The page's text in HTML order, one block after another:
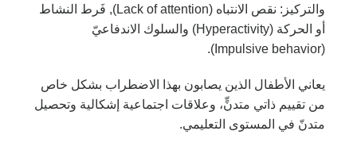
والتركيز: نقص الانتباه (Lack of attention), فَرط النشاط
أو الحركة (Hyperactivity) والسلوك الاندفاعيّ
(Impulsive behavior).
يعاني الأطفال الذين يصابون بهذا الاضطراب بشكل خاص
من تقييم ذاتي متدنٍّ، وعلاقات اجتماعية إشكالية وتحصيل
متدنّ في المستوى التعليمي.